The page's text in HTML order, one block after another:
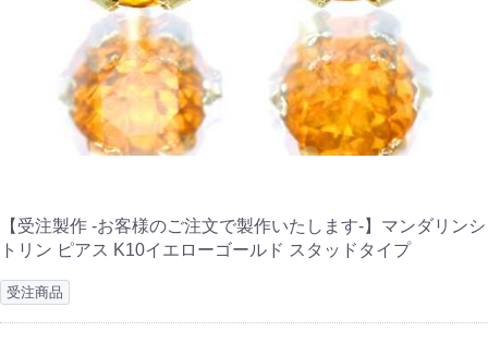
【受注製作 -お客様のご注文で製作いたします-】マンダリンシ
トリン ピアス K10イエローゴールド スタッドタイプ
受注商品